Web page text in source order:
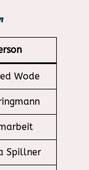
Wode
Spillner